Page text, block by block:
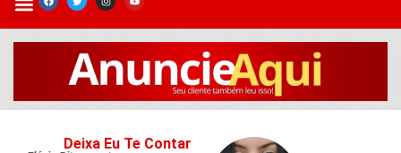
Deixa Eu Te Contar